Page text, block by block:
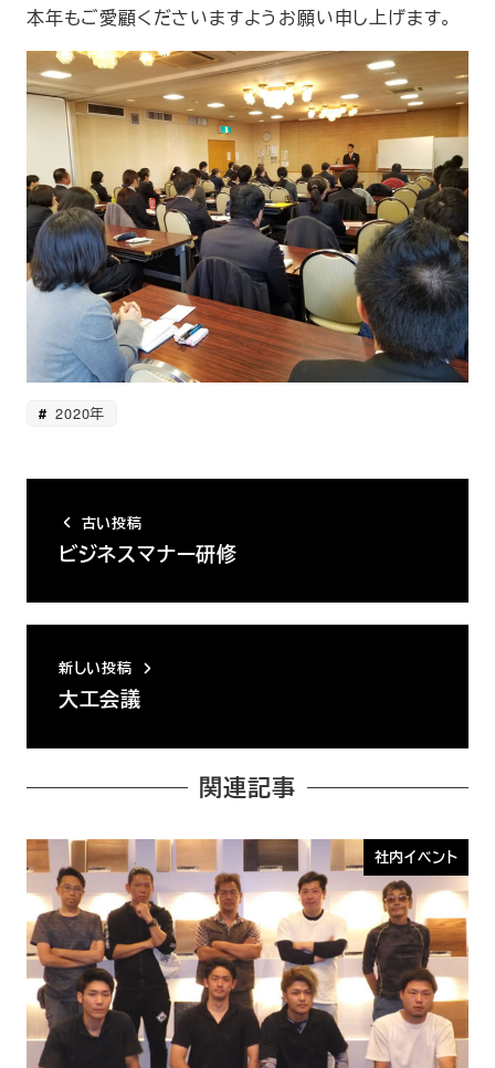
本年もご愛顧くださいますようお願い申し上げます。
2020年
古い投稿
ビジネスマナー研修
新しい投稿
大工会議
関連記事
社内イベント